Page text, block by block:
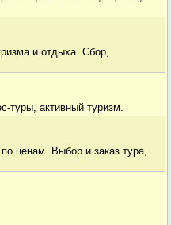
и отдыха. Сбор,
туры, активный туризм.
ценам. Выбор и заказ тура,